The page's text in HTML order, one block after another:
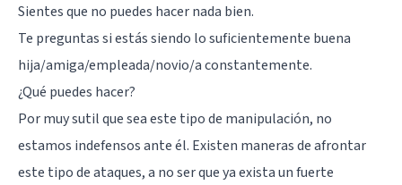
Sientes que no puedes hacer nada bien.
Te preguntas si estás siendo lo suficientemente buena
hija/amiga/empleada/novio/a constantemente.
¿Qué puedes hacer?
Por muy sutil que sea este tipo de manipulación, no
estamos indefensos ante él. Existen maneras de afrontar
este tipo de ataques, a no ser que ya exista un fuerte